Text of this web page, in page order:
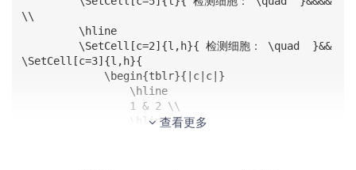
\\
\SetCell[c=3]{l,h}{
查看更多